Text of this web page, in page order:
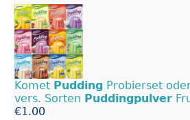
Komet Pudding Probierset
vers. Sorten Puddingpulver
€1.00